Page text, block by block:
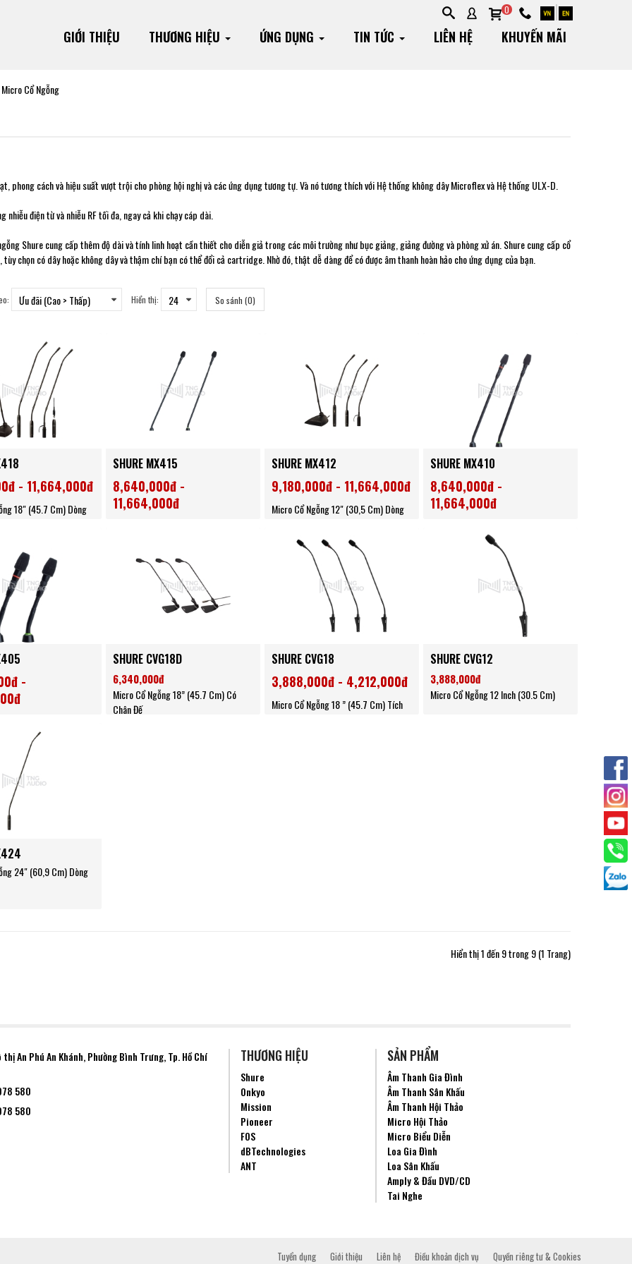
0
GIỚI THIỆU THƯƠNG HIỆU ỨNG DỤNG TIN TỨC LIÊN HỆ KHUYẾN MÃI
Micro Cổ Ngỗng
phong cách và hiệu suất vượt trội cho phòng hội nghị và các ứng dụng tương tự. Và nó tương thích với Hệ thống không dây Microflex và Hệ thống ULX-D.
điện từ và nhiễu RF tối đa, ngay cả khi chạy cáp dài.
Shure cung cấp thêm độ dài và tính linh hoạt cần thiết cho diễn giả trong các môi trường như bục giảng, giảng đường và phòng xử án. Shure cung cấp cổ
chọn có dây hoặc không dây và thậm chí bạn có thể đổi cả cartridge. Nhờ đó, thật dễ dàng để có được âm thanh hoàn hảo cho ứng dụng của bạn.
Hiển thị: So sánh (0)
- 11,664,000đ
18" (45.7 Cm) Dòng
SHURE MX415
8,640,000đ -
11,664,000đ
SHURE MX412
9,180,000đ - 11,664,000đ
Micro Cổ Ngỗng 12" (30,5 Cm) Dòng
SHURE MX410
8,640,000đ -
11,664,000đ
-
SHURE CVG18D
6,340,000đ
Micro Cổ Ngỗng 18” (45.7 Cm) Có
Chân Đế
SHURE CVG18
3,888,000đ - 4,212,000đ
Micro Cổ Ngỗng 18 ” (45.7 Cm) Tích
SHURE CVG12
3,888,000đ
Micro Cổ Ngỗng 12 Inch (30.5 Cm)
24" (60,9 Cm) Dòng
Hiển thị 1 đến 9 trong 9 (1 Trang)
thị An Phú An Khánh, PhườngBình Trưng, Tp. Hồ Chí
580
580
THƯƠNG HIỆU
Shure
Onkyo
Mission
Pioneer
FOS
dBTechnologies
ANT
SẢN PHẨM
Âm Thanh Gia Đình
Âm Thanh Sân Khấu
Âm Thanh Hội Thảo
Micro Hội Thảo
Micro Biểu Diễn
Loa Gia Đình
Loa Sân Khấu
Amply & Đầu DVD/CD
Tai Nghe
Tuyển dụng Giới thiệu Liên hệ Điều khoản dịch vụ Quyền riêng tư & Cookies